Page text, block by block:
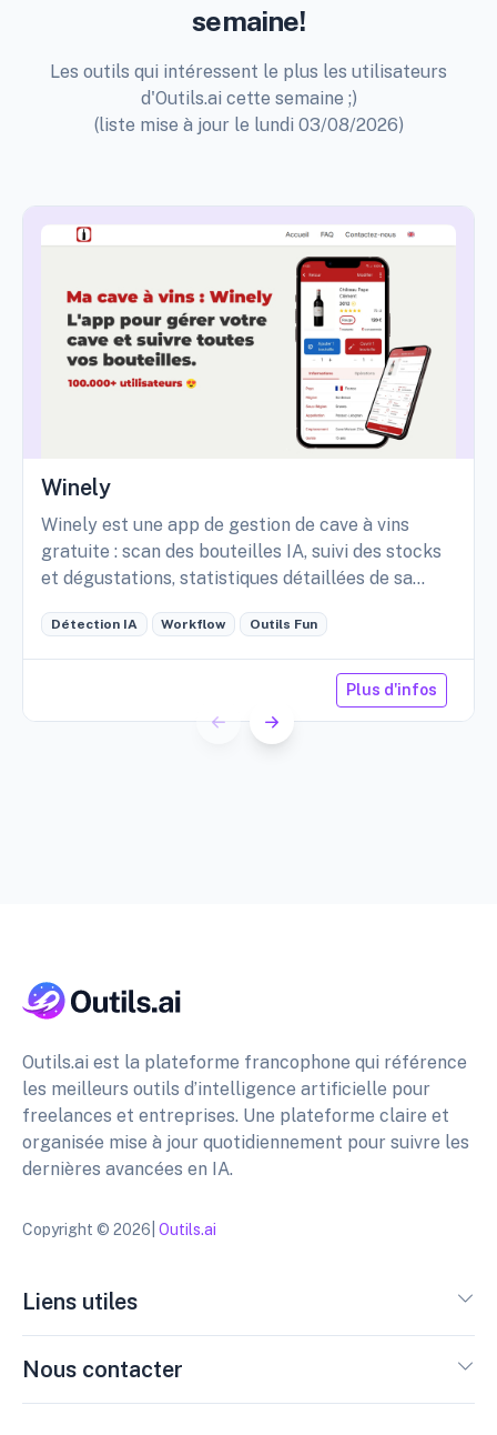
semaine!
Les outils qui intéressent le plus les utilisateurs
d'Outils.ai cette semaine ;)
(liste mise à jour le lundi 03/08/2026)
Winely
Winely est une app de gestion de cave à vins
gratuite : scan des bouteilles IA, suivi des stocks
et dégustations, statistiques détaillées de sa
Détection IA Workflow Outils Fun
Plus d'infos
Outils.ai est la plateforme francophone qui référence
les meilleurs outils d’intelligence artificielle pour
freelances et entreprises. Une plateforme claire et
organisée mise à jour quotidiennement pour suivre les
dernières avancées en IA.
Copyright © 2026| Outils.ai
Liens utiles
Nous contacter